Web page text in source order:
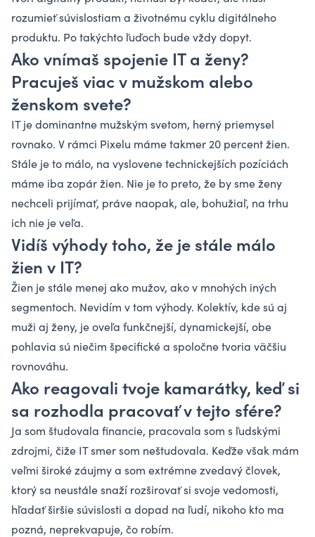
rozumieť súvislostiam a životnému cyklu digitálneho
produktu. Po takýchto ľuďoch bude vždy dopyt.
Ako vnímaš spojenie IT a ženy?
Pracuješ viac v mužskom alebo
ženskom svete?
IT je dominantne mužským svetom, herný priemysel
rovnako. V rámci Pixelu máme takmer 20 percent žien.
Stále je to málo, na vyslovene technickejších pozíciách
máme iba zopár žien. Nie je to preto, že by sme ženy
nechceli prijímať, práve naopak, ale, bohužiaľ, na trhu
ich nie je veľa.
Vidíš výhody toho, že je stále málo
žien v IT?
Žien je stále menej ako mužov, ako v mnohých iných
segmentoch. Nevidím v tom výhody. Kolektív, kde sú aj
muži aj ženy, je oveľa funkčnejší, dynamickejší, obe
pohlavia sú niečim špecifické a spoločne tvoria väčšiu
rovnováhu.
Ako reagovali tvoje kamarátky, keď si
sa rozhodla pracovať v tejto sfére?
Ja som študovala financie, pracovala som s ľudskými
zdrojmi, čiže IT smer som neštudovala. Keďže však mám
veľmi široké záujmy a som extrémne zvedavý človek,
ktorý sa neustále snaží rozširovať si svoje vedomosti,
hľadať širšie súvislosti a dopad na ľudí, nikoho kto ma
pozná, neprekvapuje, čo robím.